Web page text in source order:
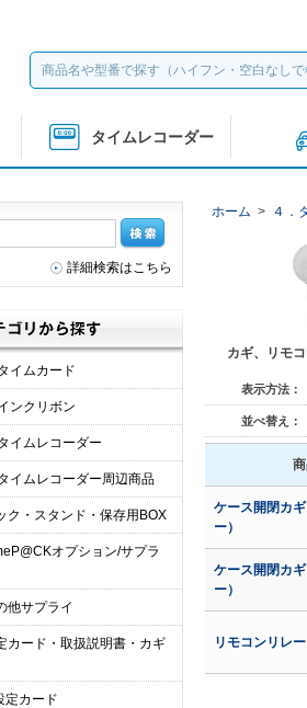
タイムレコーダー
ホーム > ４．
カギ、リモ
表示方法：
並べ替え：
ケース開閉カ
ー）
ケース開閉カ
ー）
リモコンリレ
詳細検索はこちら
イムカード
ンクリボン
イムレコーダー
イムレコーダー周辺商品
ク・スタンド・保存用BOX
オプション/サプラ
他サプライ
カード・取扱説明書・カギ
定カード